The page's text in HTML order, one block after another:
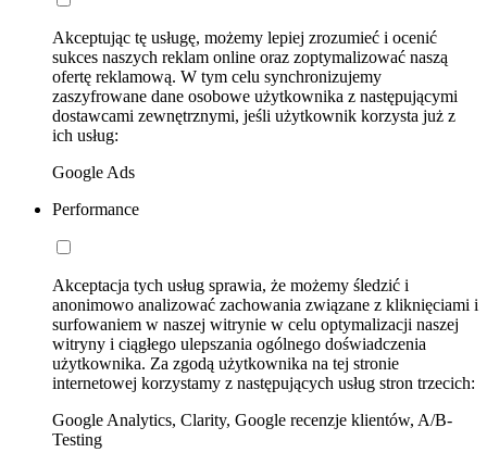
Akceptując tę usługę, możemy lepiej zrozumieć i ocenić
sukces naszych reklam online oraz zoptymalizować naszą
ofertę reklamową. W tym celu synchronizujemy
zaszyfrowane dane osobowe użytkownika z następującymi
dostawcami zewnętrznymi, jeśli użytkownik korzysta już z
ich usług:
Google Ads
Performance
Akceptacja tych usług sprawia, że możemy śledzić i
anonimowo analizować zachowania związane z kliknięciami i
surfowaniem w naszej witrynie w celu optymalizacji naszej
witryny i ciągłego ulepszania ogólnego doświadczenia
użytkownika. Za zgodą użytkownika na tej stronie
internetowej korzystamy z następujących usług stron trzecich:
Google Analytics, Clarity, Google recenzje klientów, A/B-
Testing